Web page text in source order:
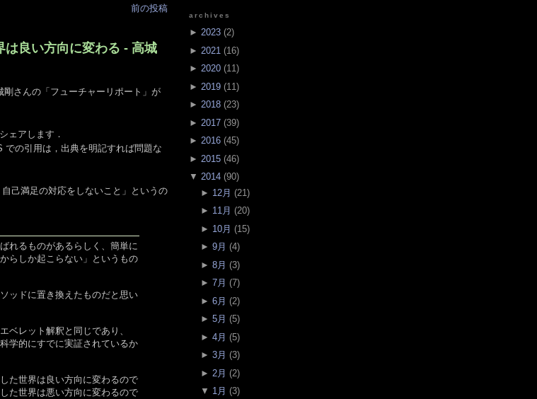
前の投稿
は良い方向に変わる - 高城
さんの「フューチャーリポート」が
ェアします．
の引用は，出典を明記すれば問題な
己満足の対応をしないこと」というの
れるものがあるらしく、簡単に
らしか起こらない」というもの
ッドに置き換えたものだと思い
ベレット解釈と同じであり、
学的にすでに実証されているか
た世界は良い方向に変わるので
た世界は悪い方向に変わるので
archives
► 2023 (2)
► 2021 (16)
► 2020 (11)
► 2019 (11 )
► 2018 (23)
► 2017 (39)
► 2016 (45)
► 2015 (46)
▼ 2014 (90)
► 12月 (21)
► 11月 (20)
► 10月 (15)
► 9月 (4)
► 8月 (3)
► 7月 (7)
► 6月 (2)
► 5月 (5)
► 4月 (5)
► 3月 (3)
► 2月 (2)
▼ 1月 (3)